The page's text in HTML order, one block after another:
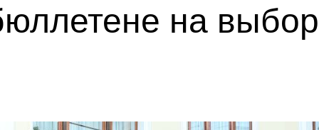
на